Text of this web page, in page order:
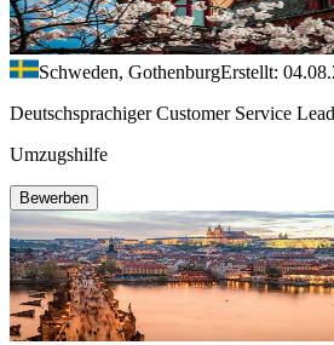
Schweden, GothenburgErstellt:
Deutschsprachiger Customer Service
Umzugshilfe
Bewerben